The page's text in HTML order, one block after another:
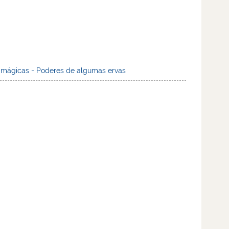
mágicas - Poderes de algumas ervas